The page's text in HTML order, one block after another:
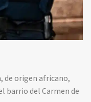
de origen africano,
barrio del Carmen de